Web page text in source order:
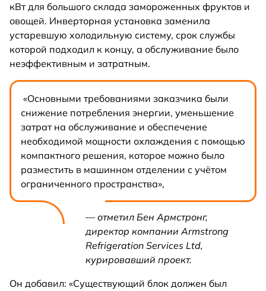
кВт для большого склада замороженных фруктов и
овощей. Инверторная установка заменила
устаревшую холодильную систему, срок службы
которой подходил к концу, а обслуживание было
неэффективным и затратным.
«Основными требованиями заказчика были
снижение потребления энергии, уменьшение
затрат на обслуживание и обеспечение
необходимой мощности охлаждения с помощью
компактного решения, которое можно было
разместить в машинном отделении с учётом
ограниченного пространства»,
— отметил Бен Армстронг,
директор компании Armstrong
Refrigeration Services Ltd,
курировавший проект.
Он добавил: «Существующий блок должен был